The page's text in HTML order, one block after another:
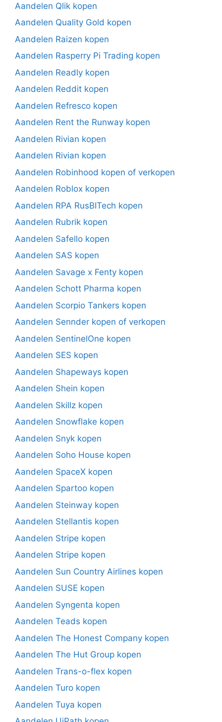
Aandelen Qlik kopen
Aandelen Quality Gold kopen
Aandelen Raizen kopen
Aandelen Rasperry Pi Trading kopen
Aandelen Readly kopen
Aandelen Reddit kopen
Aandelen Refresco kopen
Aandelen Rent the Runway kopen
Aandelen Rivian kopen
Aandelen Rivian kopen
Aandelen Robinhood kopen of verkopen
Aandelen Roblox kopen
Aandelen RPA RusBITech kopen
Aandelen Rubrik kopen
Aandelen Safello kopen
Aandelen SAS kopen
Aandelen Savage x Fenty kopen
Aandelen Schott Pharma kopen
Aandelen Scorpio Tankers kopen
Aandelen Sennder kopen of verkopen
Aandelen SentinelOne kopen
Aandelen SES kopen
Aandelen Shapeways kopen
Aandelen Shein kopen
Aandelen Skillz kopen
Aandelen Snowflake kopen
Aandelen Snyk kopen
Aandelen Soho House kopen
Aandelen SpaceX kopen
Aandelen Spartoo kopen
Aandelen Steinway kopen
Aandelen Stellantis kopen
Aandelen Stripe kopen
Aandelen Stripe kopen
Aandelen Sun Country Airlines kopen
Aandelen SUSE kopen
Aandelen Syngenta kopen
Aandelen Teads kopen
Aandelen The Honest Company kopen
Aandelen The Hut Group kopen
Aandelen Trans-o-flex kopen
Aandelen Turo kopen
Aandelen Tuya kopen